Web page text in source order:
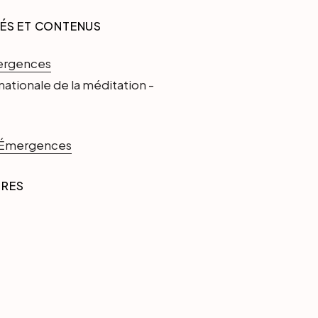
ET CONTENUS
de la méditation -